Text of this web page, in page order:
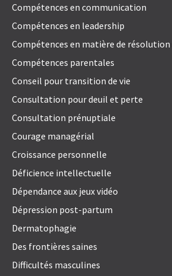
Compétences en communication
Compétences en leadership
Compétences en matière de
Compétences parentales
Conseil pour transition de vie
Consultation pour deuil et perte
Consultation prénuptiale
Courage managérial
Croissance personnelle
Déficience intellectuelle
Dépendance aux jeux vidéo
Dépression post-partum
Dermatophagie
Des frontières saines
Difficultés masculines